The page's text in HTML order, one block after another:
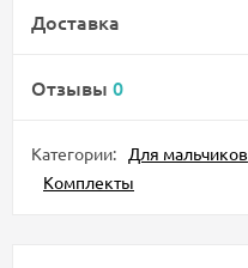
Доставка
Отзывы 0
Категории: Для мальчиков
Комплекты